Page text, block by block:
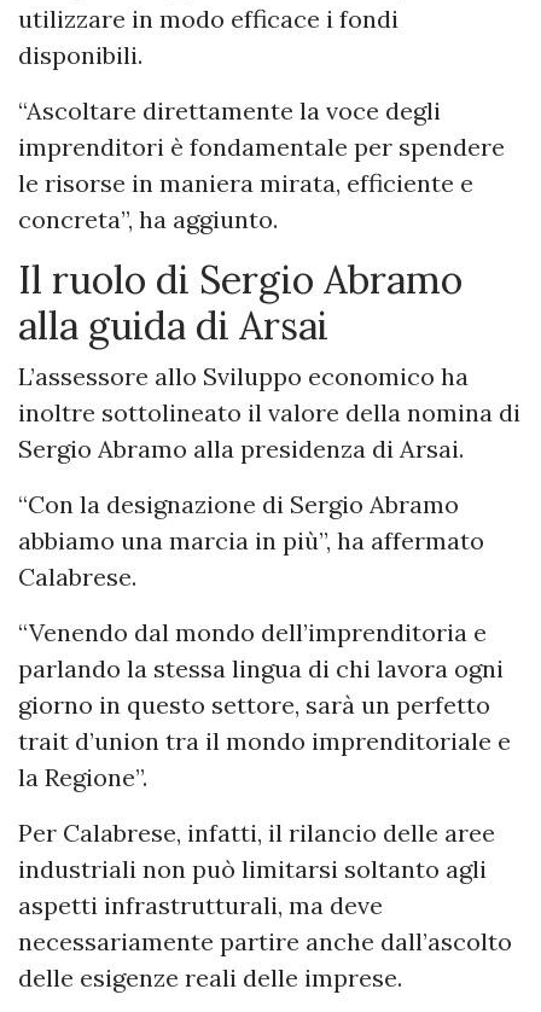
utilizzare in modo efficace i fondi
disponibili.
“Ascoltare direttamente la voce degli
imprenditori è fondamentale per spendere
le risorse in maniera mirata, efficiente e
concreta”, ha aggiunto.
Il ruolo di Sergio Abramo
alla guida di Arsai
L’assessore allo Sviluppo economico ha
inoltre sottolineato il valore della nomina di
Sergio Abramo alla presidenza di Arsai.
“Con la designazione di Sergio Abramo
abbiamo una marcia in più”, ha affermato
Calabrese.
“Venendo dal mondo dell’imprenditoria e
parlando la stessa lingua di chi lavora ogni
giorno in questo settore, sarà un perfetto
trait d’union tra il mondo imprenditoriale e
la Regione”.
Per Calabrese, infatti, il rilancio delle aree
industriali non può limitarsi soltanto agli
aspetti infrastrutturali, ma deve
necessariamente partire anche dall’ascolto
delle esigenze reali delle imprese.